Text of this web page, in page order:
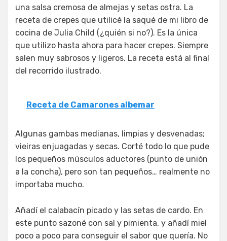
una salsa cremosa de almejas y setas ostra. La
receta de crepes que utilicé la saqué de mi libro de
cocina de Julia Child (¿quién si no?). Es la única
que utilizo hasta ahora para hacer crepes. Siempre
salen muy sabrosos y ligeros. La receta está al final
del recorrido ilustrado.
Receta de Camarones albemar
Algunas gambas medianas, limpias y desvenadas;
vieiras enjuagadas y secas. Corté todo lo que pude
los pequeños músculos aductores (punto de unión
a la concha), pero son tan pequeños… realmente no
importaba mucho.
Añadí el calabacín picado y las setas de cardo. En
este punto sazoné con sal y pimienta, y añadí miel
poco a poco para conseguir el sabor que quería. No